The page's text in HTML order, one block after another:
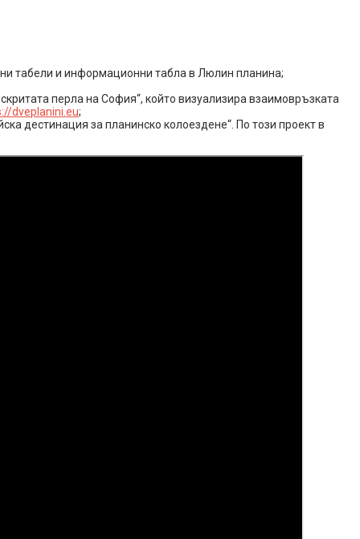
табели и информационни табла в Люлин планина;
перла на София“, който визуализира взаимовръзката
dveplanini.eu;
дестинация за планинско колоездене“. По този проект в